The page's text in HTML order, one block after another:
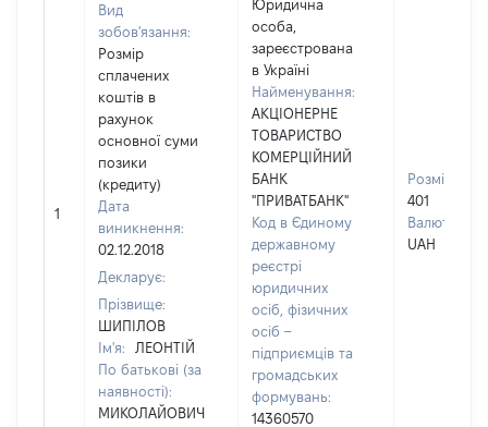
1
Вид
зобов'язання:
Розмір
сплачених
коштів в
рахунок
основної суми
позики
(кредиту)
Дата
виникнення:
02.12.2018
Декларує:
Прізвище:
ШИПІЛОВ
Ім'я:
ЛЕОНТІЙ
По батькові (за
наявності):
МИКОЛАЙОВИЧ
Юридична
особа,
зареєстрована
в Україні
Найменування:
АКЦІОНЕРНЕ
ТОВАРИСТВО
КОМЕРЦІЙНИЙ
БАНК
"ПРИВАТБАНК"
Код в Єдиному
державному
реєстрі
юридичних
осіб, фізичних
осіб –
підприємців та
громадських
формувань:
14360570
Розмір:
401
Валюта:
UAH